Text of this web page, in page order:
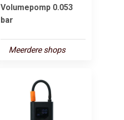
Volumepomp 0.053
bar
Meerdere shops